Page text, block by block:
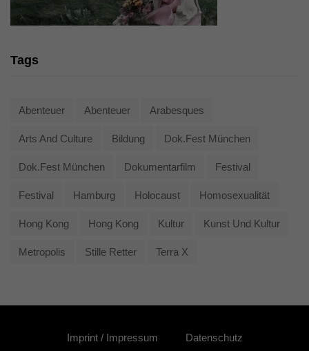
Tags
Abenteuer Abenteuer Arabesques
Arts And Culture Bildung Dok.fest München
Dok.fest München Dokumentarfilm Festival
Festival Hamburg Holocaust Homosexualität
Hong Kong Hong Kong Kultur Kunst Und Kultur
Metropolis Stille Retter Terra X
Imprint / Impressum Datenschutz